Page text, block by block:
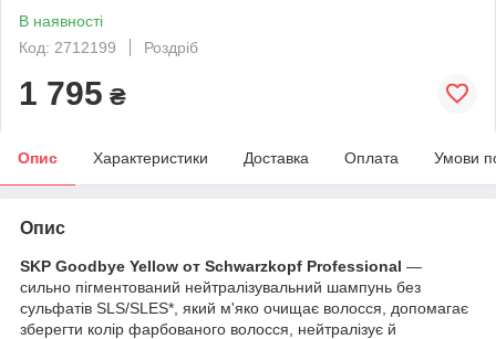
В наявності
Код: 2712199
Роздріб
1 795 ₴
Опис Характеристики Доставка Оплата Умови
Опис
SKP Goodbye Yellow от Schwarzkopf Professional —
сильно пігментований нейтралізувальний шампунь без
сульфатів SLS/SLES*, який м'яко очищає волосся, допомагає
зберегти колір фарбованого волосся, нейтралізує й